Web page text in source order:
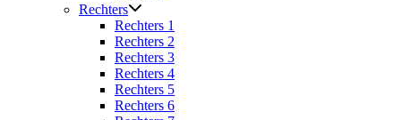
Rechters
Rechters 1
Rechters 2
Rechters 3
Rechters 4
Rechters 5
Rechters 6